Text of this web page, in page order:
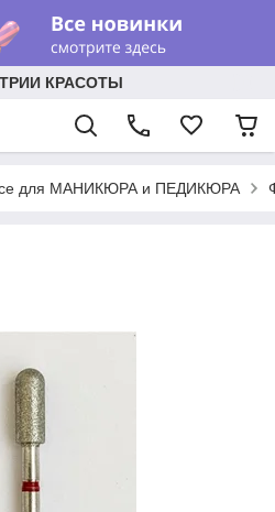
КРАСОТЫ
для МАНИКЮРА и ПЕДИКЮРА